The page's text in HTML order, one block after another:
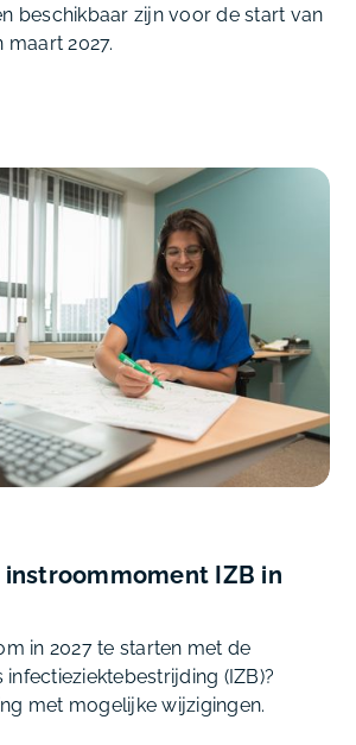
beschikbaar zijn voor de start van
maart 2027.
IZB in
in 2027 te starten met de
(IZB)?
met mogelijke wijzigingen.